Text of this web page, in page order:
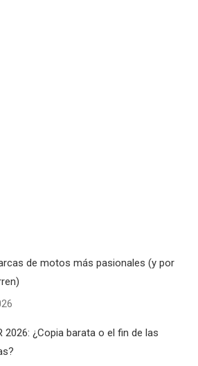
de motos más pasionales (y por
2026: ¿Copia barata o el fin de las